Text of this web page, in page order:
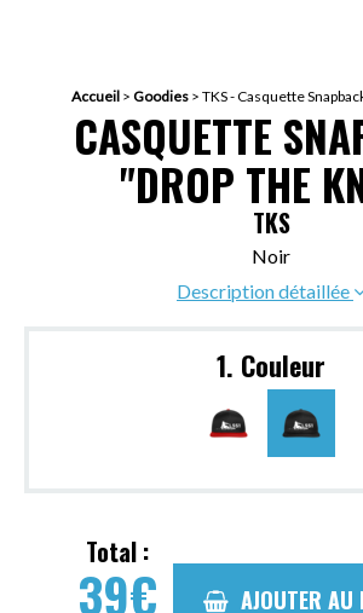
Accueil > Goodies > TKS - Casquette
CASQUETTE
"DROP THE
TKS
Noir
Description détaillée
1. Couleur
Total :
39€ AJOUTER AU